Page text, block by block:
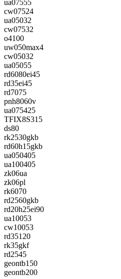
ua07555
cw07524
ua05032
cw07532
o4100
uw050max4
cw05032
ua05055
rd6080ei45
rd35ei45
rd7075
pnh8060v
ua075425
TFIX8S315
ds80
rk2530gkb
rd60h15gkb
ua050405
ua100405
zk06ua
zk06pl
rk6070
rd2560gkb
rd20h25ei90
ua10053
cw10053
rd35120
rk35gkf
rd2545
geontb150
geontb200